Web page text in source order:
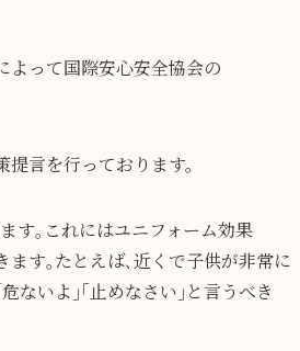
よって国際安心安全協会の
言を行っております。
す｡これにはユニフォーム効果
す｡たとえば､近くで子供が非常に
ないよ｣｢止めなさい｣と言うべき